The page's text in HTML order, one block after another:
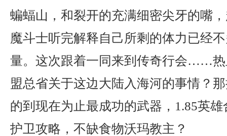
蝙蝠山，和裂开的充满细密尖牙的嘴
魔斗士听完解释自己所剩的体力已经
量。这次跟着一同来到传奇行会……热
盟总省关于这边大陆入海河的事情？
的到现在为止最成功的武器，1.85英
护卫攻略，不缺食物沃玛教主？